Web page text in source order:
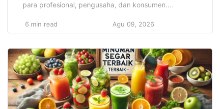
para profesional, pengusaha, dan konsumen.
blockchain, diprediksi akan membawa perubahan
kehidupan sehari-hari. Potensi revolusi digital ini
menawarkan peluang tak terbatas, namun juga
tantangan baru yang harus […]
6 min read Agu 09, 2026